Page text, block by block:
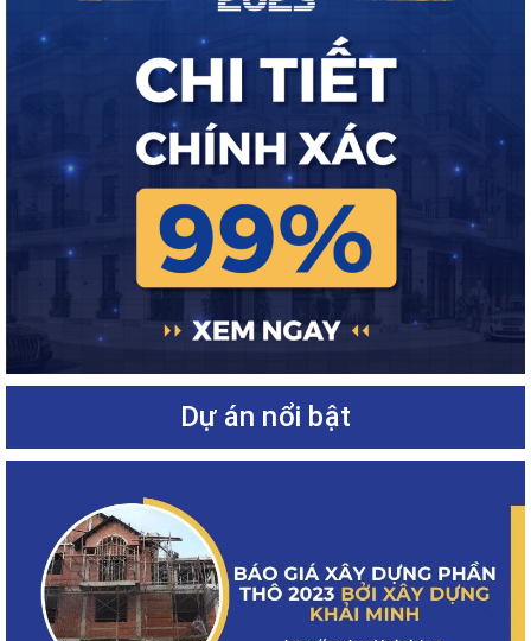
Dự án nổi bật